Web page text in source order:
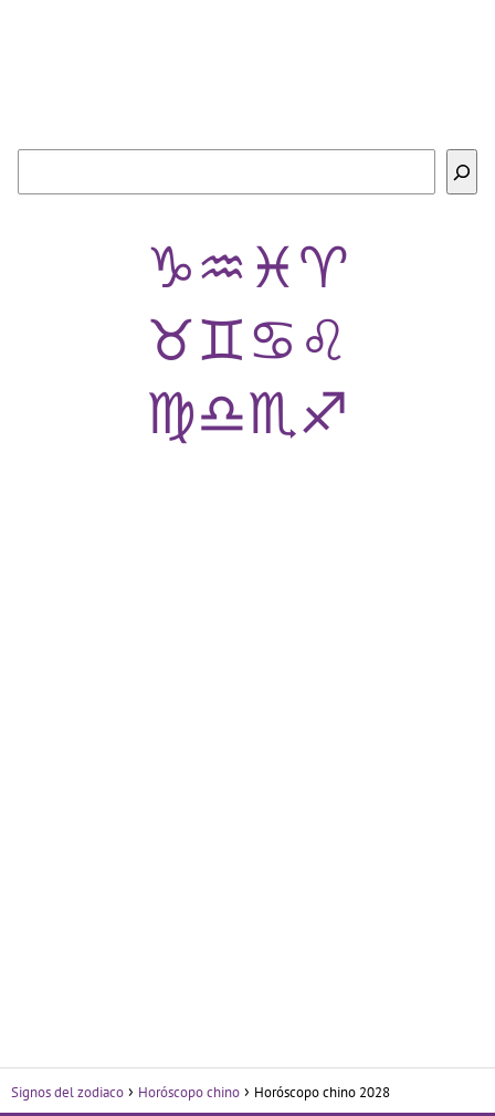
♑♒♓♈
♉♊♋♌
♍♎♏♐
Signos del zodiaco Horóscopo chino Horóscopo chino 2028